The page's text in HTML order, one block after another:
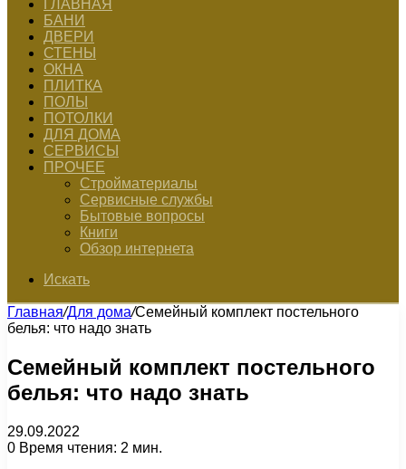
ГЛАВНАЯ
БАНИ
ДВЕРИ
СТЕНЫ
ОКНА
ПЛИТКА
ПОЛЫ
ПОТОЛКИ
ДЛЯ ДОМА
СЕРВИСЫ
ПРОЧЕЕ
Стройматериалы
Сервисные службы
Бытовые вопросы
Книги
Обзор интернета
Искать
Главная/Для дома/Семейный комплект постельного
белья: что надо знать
Семейный комплект постельного
белья: что надо знать
29.09.2022
0 Время чтения: 2 мин.